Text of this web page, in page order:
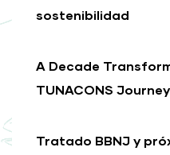
sostenibilidad
A Decade
TUNACONS
Tratado BBNJ y